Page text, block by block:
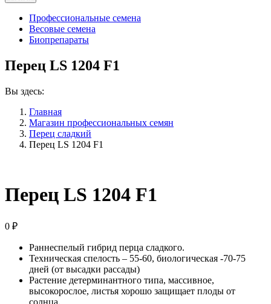
Профессиональные семена
Весовые семена
Биопрепараты
Перец LS 1204 F1
Вы здесь:
Главная
Магазин профессиональных семян
Перец сладкий
Перец LS 1204 F1
Перец LS 1204 F1
0 ₽
Раннеспелый гибрид перца сладкого.
Техническая спелость – 55-60, биологическая -70-75
дней (от высадки рассады)
Растение детерминантного типа, массивное,
высокорослое, листья хорошо защищает плоды от
солнца.